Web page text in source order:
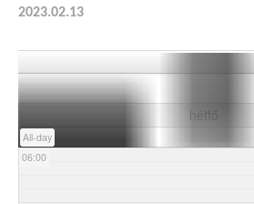
2023.02.13
hétfő
All-day
04:00
05:00
06:00